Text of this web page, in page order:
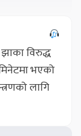
विरुद्ध
भएको
लागि